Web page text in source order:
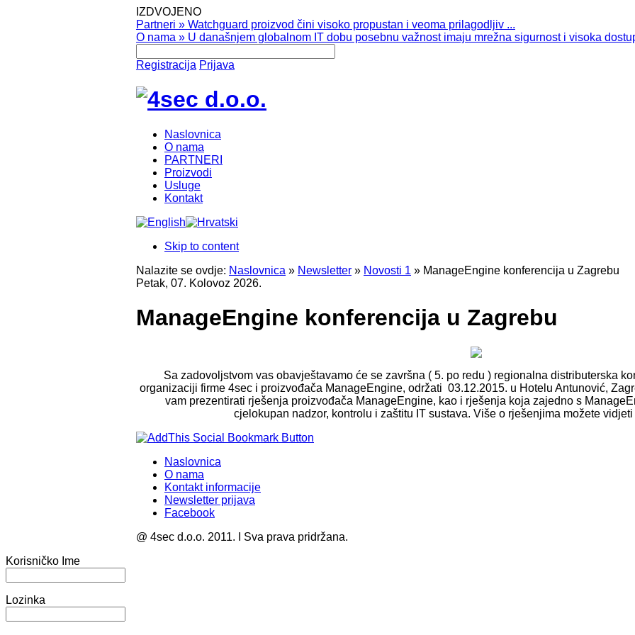
IZDVOJENO
Partneri » Watchguard proizvod čini visoko propustan i veoma prilagodljiv ...
O nama » U današnjem globalnom IT dobu posebnu važnost imaju mrežna sigurnost i visoka
Registracija Prijava
Naslovnica
O nama
PARTNERI
Proizvodi
Usluge
Kontakt
Skip to content
Nalazite se ovdje: Naslovnica » Newsletter » Novosti 1 » ManageEngine konferencija u Zagrebu
Petak, 07. Kolovoz 2026.
ManageEngine konferencija u Zagrebu
Sa zadovoljstvom vas obavještavamo će se završna ( 5. po redu ) regionalna distributerska
organizaciji firme 4sec i proizvođača ManageEngine, održati 03.12.2015. u Hotelu Antunović,
vam prezentirati rješenja proizvođača ManageEngine, kao i rješenja koja zajedno s
cjelokupan nadzor, kontrolu i zaštitu IT sustava. Više o rješenjima možete
Naslovnica
O nama
Kontakt informacije
Newsletter prijava
Facebook
@ 4sec d.o.o. 2011. I Sva prava pridržana.
Korisničko Ime
Lozinka